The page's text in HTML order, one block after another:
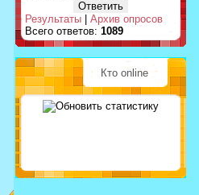
Результаты
Архив опросов
Всего ответов: 1089
Кто online